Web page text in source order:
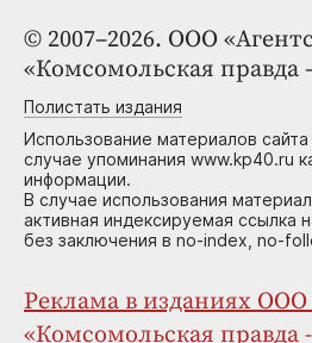
© 2007–2026. ООО
«Комсомольская правда
Полистать издания
Использование материалов
случае упоминания www.kp40.ru
информации.
В случае использования
активная индексируемая ссылка
без заключения в no-index, no-
Реклама в изданиях ООО
«Комсомольская правда